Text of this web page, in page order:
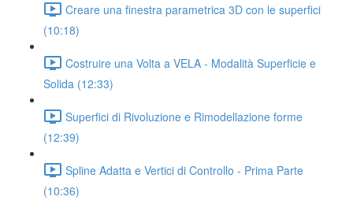
Creare una finestra parametrica 3D con le superfici
(10:18)
Costruire una Volta a VELA - Modalità Superficie e
Solida (12:33)
Superfici di Rivoluzione e Rimodellazione forme
(12:39)
Spline Adatta e Vertici di Controllo - Prima Parte
(10:36)